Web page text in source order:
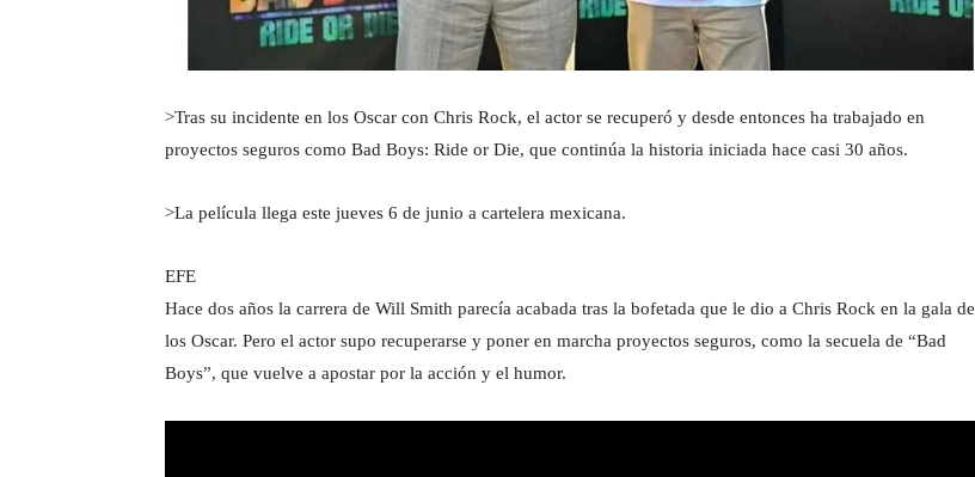
>Tras su incidente en los Oscar con Chris Rock, el actor se recuperó y desde entonces ha trabajado en
proyectos seguros como Bad Boys: Ride or Die, que continúa la historia iniciada hace casi 30 años.
>La película llega este jueves 6 de junio a cartelera mexicana.
EFE
Hace dos años la carrera de Will Smith parecía acabada tras la bofetada que le dio a Chris Rock en la gala de
los Oscar. Pero el actor supo recuperarse y poner en marcha proyectos seguros, como la secuela de “Bad
Boys”, que vuelve a apostar por la acción y el humor.